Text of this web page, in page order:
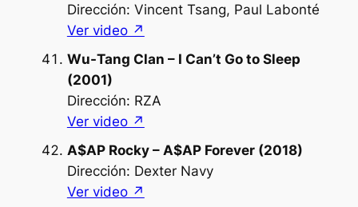
Dirección: Vincent Tsang, Paul Labonté
Ver video ↗︎
Wu-Tang Clan – I Can’t Go to Sleep
(2001)
Dirección: RZA
Ver video ↗︎
A$AP Rocky – A$AP Forever (2018)
Dirección: Dexter Navy
Ver video ↗︎